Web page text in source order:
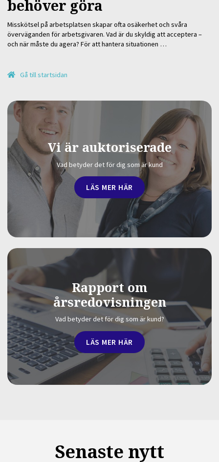
behöver göra
Misskötsel på arbetsplatsen skapar ofta osäkerhet och svåra
överväganden för arbetsgivaren. Vad är du skyldig att acceptera –
och när måste du agera? För att hantera situationen …
Gå till startsidan
Vi är auktoriserade
Vad betyder det för dig som är kund
LÄS MER HÄR
Rapport om
årsredovisningen
Vad betyder det för dig som är kund?
LÄS MER HÄR
Senaste nytt